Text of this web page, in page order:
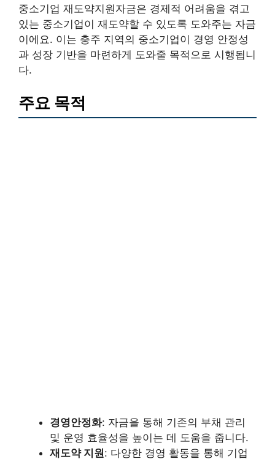
중소기업 재도약지원자금은 경제적 어려움을 겪고
있는 중소기업이 재도약할 수 있도록 도와주는 자금
이에요. 이는 충주 지역의 중소기업이 경영 안정성
과 성장 기반을 마련하게 도와줄 목적으로 시행됩니
다.
주요 목적
경영안정화: 자금을 통해 기존의 부채 관리
및 운영 효율성을 높이는 데 도움을 줍니다.
재도약 지원: 다양한 경영 활동을 통해 기업